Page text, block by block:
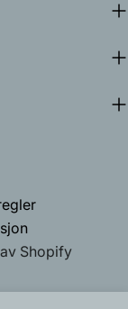
Shopify